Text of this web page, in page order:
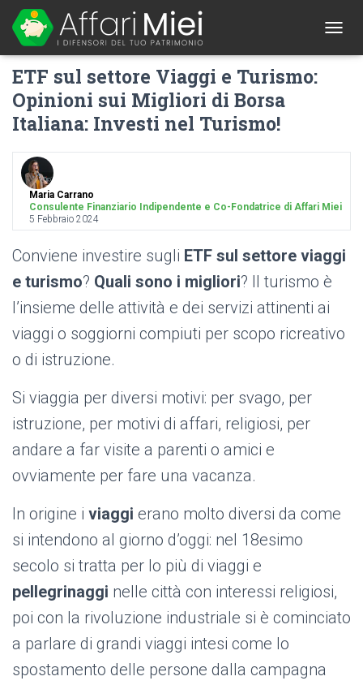
O
A
O
ETF sul settore Viaggi e Turismo:
Opinioni sui Migliori di Borsa
Italiana: Investi nel Turismo!
Maria Carrano
Consulente Finanziario Indipendente e Co-Fondatrice di Affari Miei
5 Febbraio 2024
Conviene investire sugli ETF sul settore viaggi
e turismo? Quali sono i migliori? Il turismo è
l’insieme delle attività e dei servizi attinenti ai
viaggi o soggiorni compiuti per scopo ricreativo
o di istruzione.
Si viaggia per diversi motivi: per svago, per
istruzione, per motivi di affari, religiosi, per
andare a far visite a parenti o amici e
ovviamente per fare una vacanza.
In origine i viaggi erano molto diversi da come
si intendono al giorno d’oggi: nel 18esimo
secolo si tratta per lo più di viaggi e
pellegrinaggi nelle città con interessi religiosi,
poi con la rivoluzione industriale si è cominciato
a parlare di grandi viaggi intesi come lo
spostamento delle persone dalla campagna